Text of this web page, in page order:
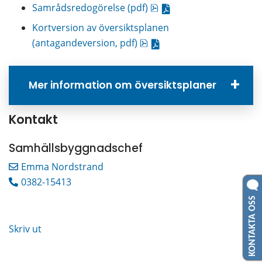
Samrådsredogörelse (pdf)
pdf, 1.3 MB.
Kortversion av översiktsplanen
(antagandeversion, pdf)
pdf, 16 MB.
Mer information om översiktsplaner
Kontakt
Samhällsbyggnadschef
Emma Nordstrand
0382-15413
Skriv ut KONTAKTA OSS